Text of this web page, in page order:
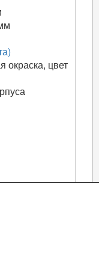
окраска, цвет